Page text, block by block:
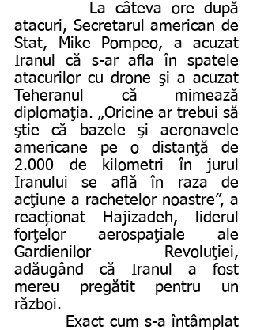
atacuri, Secretarul american de
Stat, Mike Pompeo, a acuzat
Iranul că s-ar afla în spatele
atacurilor cu drone şi a acuzat
Teheranul că mimează
diplomaţia. „Oricine ar trebui să
ştie că bazele şi aeronavele
americane pe o distanţă de
2.000 de kilometri în jurul
Iranului se află în raza de
acţiune a rachetelor noastre”, a
reacționat Hajizadeh, liderul
forţelor aerospaţiale ale
Gardienilor Revoluţiei,
adăugând că Iranul a fost
mereu pregătit pentru un
război.